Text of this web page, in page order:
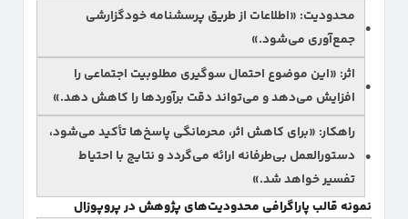
محدودیت: «اطلاعات از طریق پرسشنامه خودگزارشی
جمع‌آوری می‌شود.»
اثر: «این موضوع احتمال سوگیری مطلوبیت اجتماعی را
افزایش می‌دهد و می‌تواند دقت برآوردها را کاهش دهد.»
راهکار: «برای کاهش اثر، محرمانگی پاسخ‌ها تأکید می‌شود،
دستورالعمل بی‌طرفانه ارائه می‌گردد و نتایج با احتیاط
تفسیر خواهد شد.»
نمونه قالب پاراگرافی محدودیت‌های پژوهش در پروپوزال